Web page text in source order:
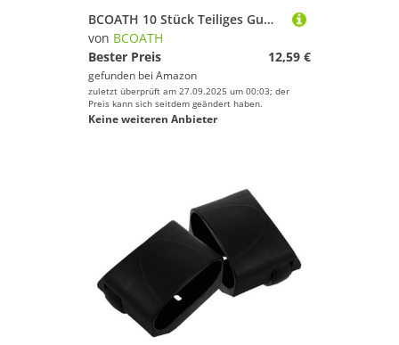
BCOATH 10 Stück Teiliges Gummisaugnäpfe für Boxsackständer Stoßdämpfende Saugnapf Basis Freistehende Flexible Befestigung für Boxsäcke Einfache Montage Geeignet für Heim Fitnessstudio
von BCOATH
Bester Preis
12,59 €
gefunden bei Amazon
zuletzt überprüft am 27.09.2025 um 00:03; der
Preis kann sich seitdem geändert haben.
Keine weiteren Anbieter